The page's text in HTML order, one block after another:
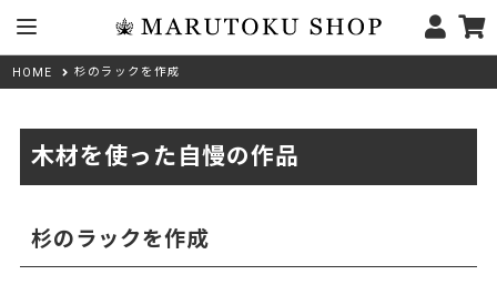
HOME 杉のラックを作成
木材を使った自慢の作品
杉のラックを作成